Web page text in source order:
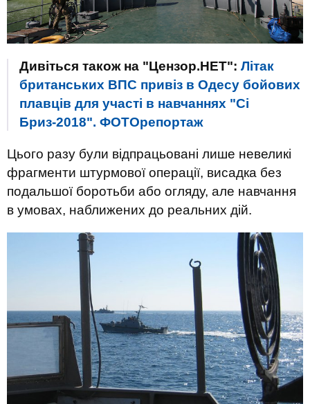
Дивіться також на "Цензор.НЕТ": Літак
британських ВПС привіз в Одесу бойових
плавців для участі в навчаннях "Сі
Бриз-2018". ФОТОрепортаж
Цього разу були відпрацьовані лише невеликі
фрагменти штурмової операції, висадка без
подальшої боротьби або огляду, але навчання
в умовах, наближених до реальних дій.